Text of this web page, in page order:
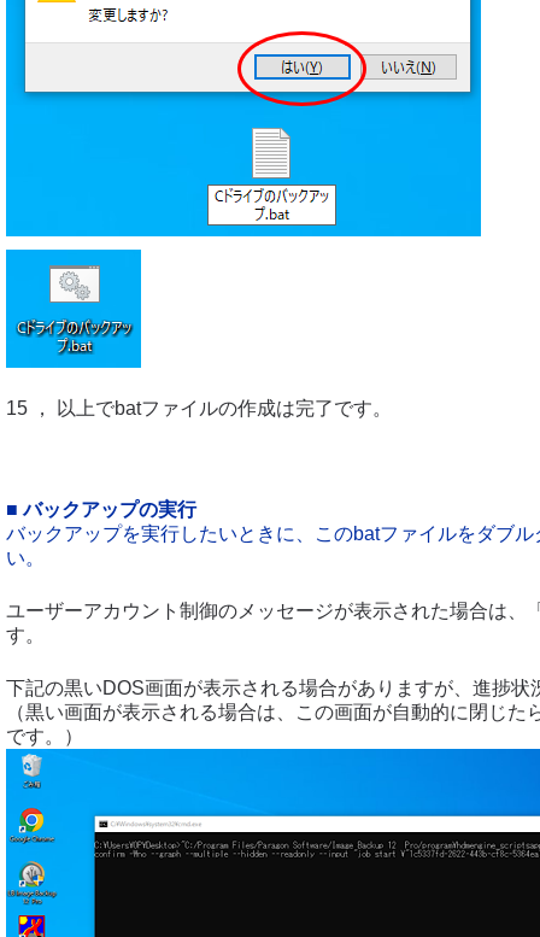
15 ， 以上でbatファイルの作成は完了です。
■ バックアップの実行
バックアップを実行したいときに、このbatファイルをダブ
い。
ユーザーアカウント制御のメッセージが表示された場合は、
す。
下記の黒いDOS画面が表示される場合がありますが、進捗状
（黒い画面が表示される場合は、この画面が自動的に閉じた
です。）